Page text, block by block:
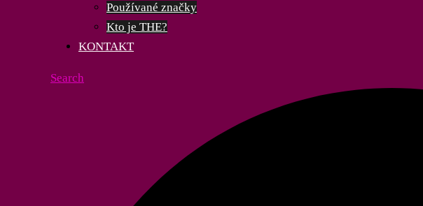
Používané značky
Kto je THE?
KONTAKT
Search